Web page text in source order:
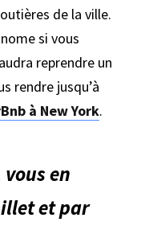
de la ville.
si vous
reprendre un
rendre jusqu’à
à New York.
en
et par